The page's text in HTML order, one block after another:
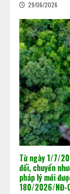
29/06/2026
Từ ngày 1/7/
đổi, chuyển
pháp lý mới
180/2026/NĐ-